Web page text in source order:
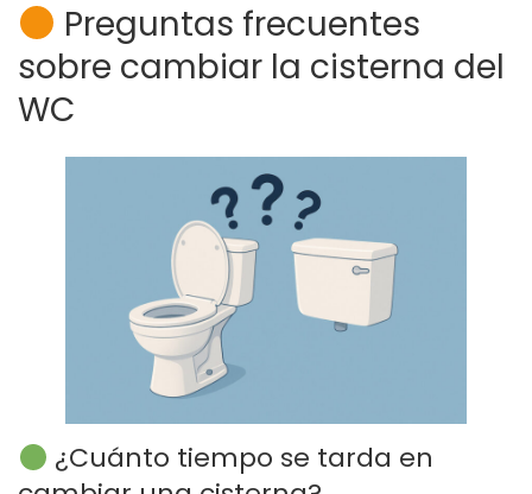
Preguntas frecuentes
sobre cambiar la cisterna del
WC
¿Cuánto tiempo se tarda en